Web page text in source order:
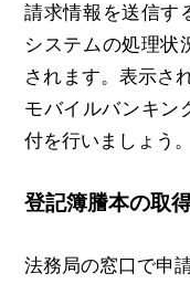
請求情報を送信す
システムの処理状
されます。表示さ
モバイルバンキン
付を行いましょう。
登記簿謄本の取
法務局の窓口で申